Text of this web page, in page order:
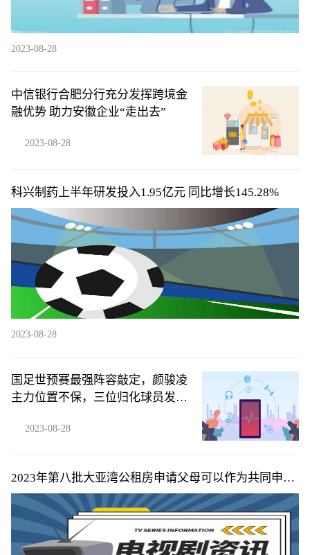
2023-08-28
中信银行合肥分行充分发挥跨境金
融优势 助力安徽企业“走出去”
2023-08-28
科兴制药上半年研发投入1.95亿元 同比增长145.28%
2023-08-28
国足世预赛最强阵容敲定，颜骏凌
主力位置不保，三位归化球员发挥
2023-08-28
2023年第八批大亚湾公租房申请父母可以作为共同申请
人吗